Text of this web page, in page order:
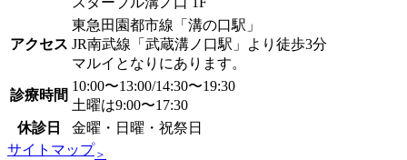
アクセス
東急田園都市線「溝の口駅」
JR南武線「武蔵溝ノ口駅」より徒歩3分
マルイとなりにあります。
診療時間
10:00〜13:00/14:30〜19:30
土曜は9:00〜17:30
休診日
金曜・日曜・祝祭日
サイトマップ ＞